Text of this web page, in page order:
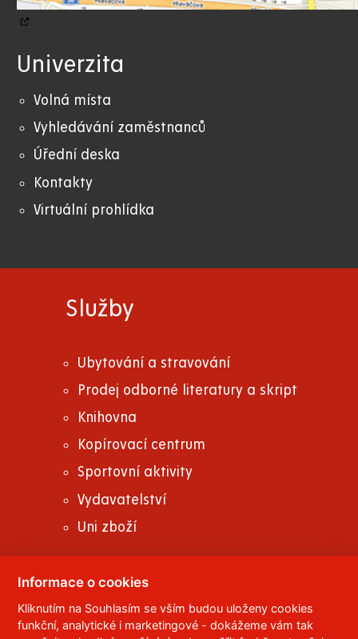
Univerzita
Volná místa
Vyhledávání zaměstnanců
Úřední deska
Kontakty
Virtuální prohlídka
Služby
Ubytování a stravování
Prodej odborné literatury a skript
Knihovna
Kopírovací centrum
Sportovní aktivity
Vydavatelství
Uni zboží
© 2023 Univerzita Pardubice,Studentská 95
532 10 Pardubice 2
Informace o cookies
Kliknutím na Souhlasím se vším budou uloženy cookies
funkční, analytické i marketingové - dokážeme vám tak